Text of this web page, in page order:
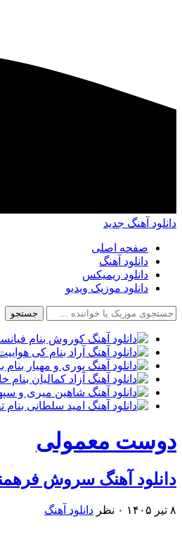
دانلود آهنگ جدید
صفحه اصلی
دانلود آهنگ
دانلود ریمیکس
دانلود موزیک ویدیو
جستجو
دوست معمولی
دانلود آهنگ سروش
۸ تیر ۱۴۰۵ ۰ نظر دانلود آهنگ